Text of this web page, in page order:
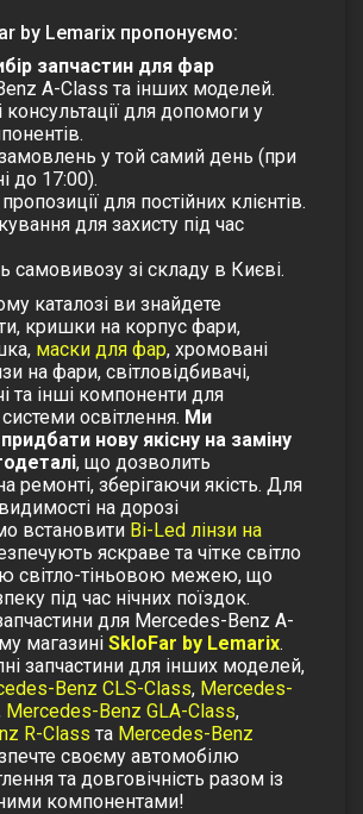
by Lemarix пропонуємо:
запчастин для фар
A-Class та інших моделей.
консультації для допомоги у
у той самий день (при
до 17:00).
для постійних клієнтів.
для захисту під час
самовивозу зі складу в Києві.
каталозі ви знайдете
, кришки на корпус фари,
маски для фар, хромовані
на фари, світловідбивачі,
та інші компоненти для
освітлення. Ми
нову якісну на заміну
, що дозволить
ремонті, зберігаючи якість. Для
на дорозі
встановити Bi-Led лінзи на
яскраве та чітке світло
світло-тіньовою межею, що
під час нічних поїздок.
для Mercedes-Benz A-
магазині SkloFar by Lemarix.
запчастини для інших моделей,
Benz CLS-Class, Mercedes-
Mercedes-Benz GLA-Class,
R-Class та Mercedes-Benz
своєму автомобілю
та довговічність разом із
компонентами!